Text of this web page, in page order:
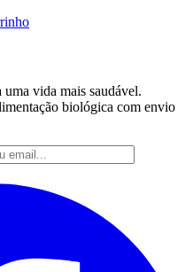
uma vida mais saudável.
biológica com envio